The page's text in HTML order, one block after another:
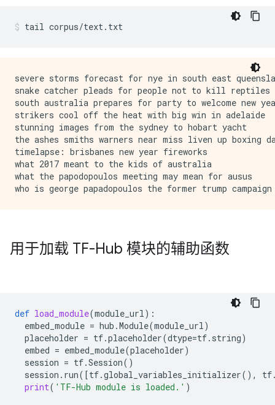
tail corpus/text.txt
severe storms forecast for nye in south east
snake catcher pleads for people not to kill reptiles
south australia prepares for party to welcome new
strikers cool off the heat with big win in adelaide
stunning images from the sydney to hobart yacht
the ashes smiths warners near miss liven up boxing
timelapse: brisbanes new year fireworks
what 2017 meant to the kids of australia
what the papodopoulos meeting may mean for ausus
用于加载 TF-Hub 模块的辅助函数
def load_module(module_url):
embed_module = hub .Module(module_url)
placeholder = tf.placeholder(dtype=tf. string)
embed = embed_module(placeholder)
session = tf.Session()
session . run([tf.global_variables_initializer(), tf
print( 'TF-Hub module is loaded.' )